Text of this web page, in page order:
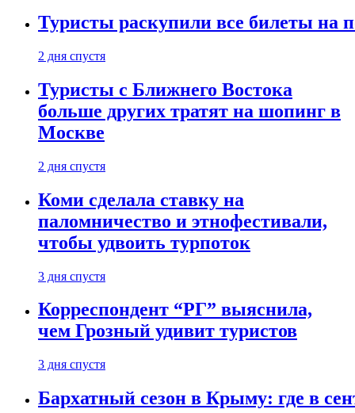
Туристы раскупили все билеты на
2 дня спустя
Туристы с Ближнего Востока
больше других тратят на шопинг в
Москве
2 дня спустя
Коми сделала ставку на
паломничество и этнофестивали,
чтобы удвоить турпоток
3 дня спустя
Корреспондент “РГ” выяснила,
чем Грозный удивит туристов
3 дня спустя
Бархатный сезон в Крыму: где в